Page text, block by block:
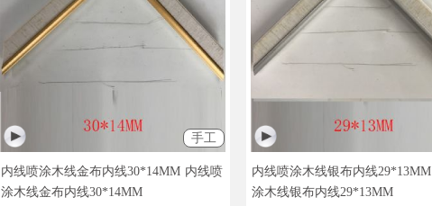
手工
内线喷涂木线金布内线30*14MM 内线喷
涂木线金布内线30*14MM
内线喷涂木线银布内线29*13MM
涂木线银布内线29*13MM